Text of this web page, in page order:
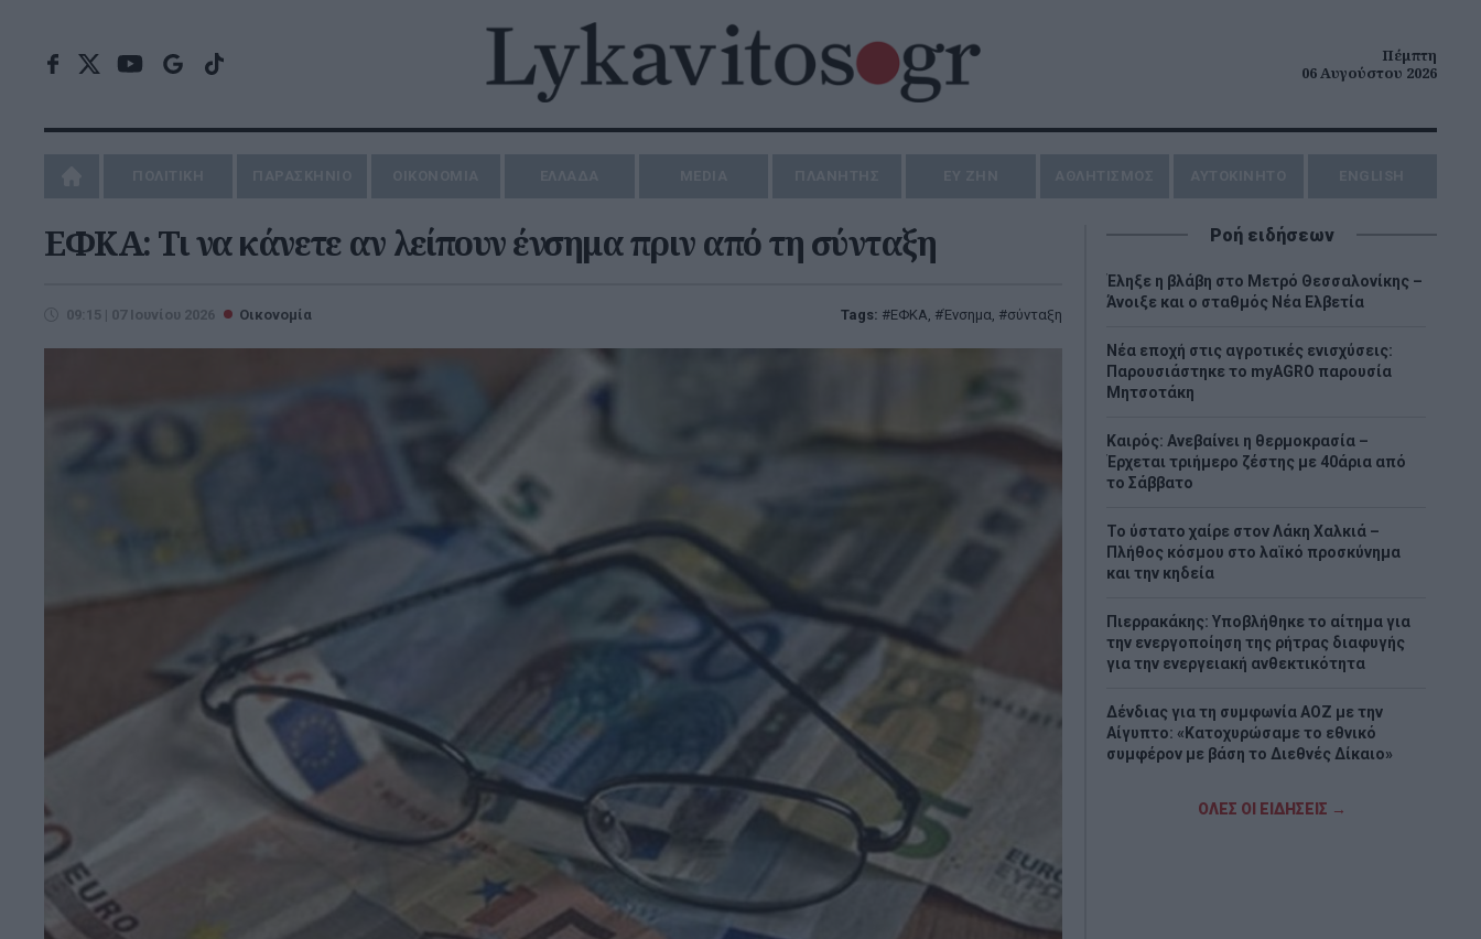
Πέμπτη
06 Αυγούστου 2026
ΕΦΚΑ: Τι να κάνετε αν λείπουν ένσημα πριν από τη σύνταξη
09:15 | 07 Ιουνίου 2026 Οικονομία Tags: ΕΦΚΑ, Ένσημα, σύνταξη
Ροή ειδήσεων
Έληξε η βλάβη στο Μετρό Θεσσαλονίκης –
Άνοιξε και ο σταθμός Νέα Ελβετία
Νέα εποχή στις αγροτικές ενισχύσεις:
Παρουσιάστηκε το myAGRO παρουσία
Μητσοτάκη
Καιρός: Ανεβαίνει η θερμοκρασία –
Έρχεται τριήμερο ζέστης με 40άρια από
το Σάββατο
Το ύστατο χαίρε στον Λάκη Χαλκιά –
Πλήθος κόσμου στο λαϊκό προσκύνημα
και την κηδεία
Πιερρακάκης: Υποβλήθηκε το αίτημα για
την ενεργοποίηση της ρήτρας διαφυγής
για την ενεργειακή ανθεκτικότητα
Δένδιας για τη συμφωνία ΑΟΖ με την
Αίγυπτο: «Κατοχυρώσαμε το εθνικό
συμφέρον με βάση το Διεθνές Δίκαιο»
Γρήγορες αποζημιώσεις στους πληγέντες
ΟΛΕΣ ΟΙ ΕΙΔΗΣΕΙΣ →